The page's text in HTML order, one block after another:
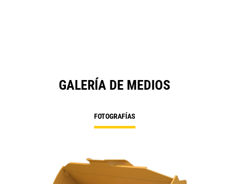
GALERÍA DE MEDIOS
FOTOGRAFÍAS